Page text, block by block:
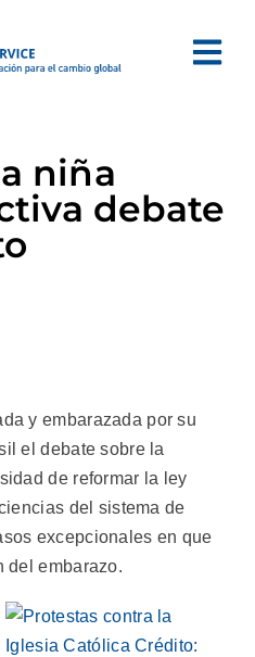
niña
debate
y embarazada por su
el debate sobre la
de reformar la ley
del sistema de
excepcionales en que
del embarazo.